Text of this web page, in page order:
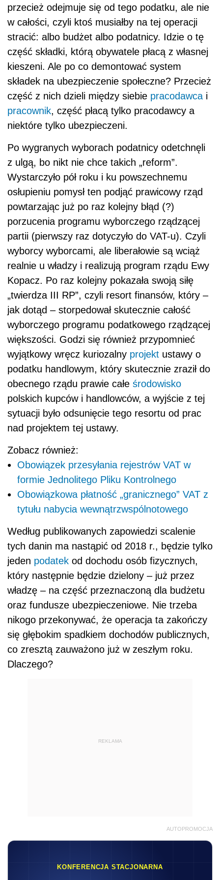
przecież odejmuje się od tego podatku, ale nie
w całości, czyli ktoś musiałby na tej operacji
stracić: albo budżet albo podatnicy. Idzie o tę
część składki, którą obywatele płacą z własnej
kieszeni. Ale po co demontować system
składek na ubezpieczenie społeczne? Przecież
część z nich dzieli między siebie pracodawca i
pracownik, część płacą tylko pracodawcy a
niektóre tylko ubezpieczeni.
Po wygranych wyborach podatnicy odetchnęli
z ulgą, bo nikt nie chce takich „reform”.
Wystarczyło pół roku i ku powszechnemu
osłupieniu pomysł ten podjąć prawicowy rząd
powtarzając już po raz kolejny błąd (?)
porzucenia programu wyborczego rządzącej
partii (pierwszy raz dotyczyło do VAT-u). Czyli
wyborcy wyborcami, ale liberałowie są wciąż
realnie u władzy i realizują program rządu Ewy
Kopacz. Po raz kolejny pokazała swoją siłę
„twierdza III RP”, czyli resort finansów, który –
jak dotąd – storpedował skutecznie całość
wyborczego programu podatkowego rządzącej
większości. Godzi się również przypomnieć
wyjątkowy wręcz kuriozalny projekt ustawy o
podatku handlowym, który skutecznie zraził do
obecnego rządu prawie całe środowisko
polskich kupców i handlowców, a wyjście z tej
sytuacji było odsunięcie tego resortu od prac
nad projektem tej ustawy.
Zobacz również:
Obowiązek przesyłania rejestrów VAT w
formie Jednolitego Pliku Kontrolnego
Obowiązkowa płatność „granicznego” VAT z
tytułu nabycia wewnątrzwspólnotowego
Według publikowanych zapowiedzi scalenie
tych danin ma nastąpić od 2018 r., będzie tylko
jeden podatek od dochodu osób fizycznych,
który następnie będzie dzielony – już przez
władzę – na część przeznaczoną dla budżetu
oraz fundusze ubezpieczeniowe. Nie trzeba
nikogo przekonywać, że operacja ta zakończy
się głębokim spadkiem dochodów publicznych,
co zresztą zauważono już w zeszłym roku.
Dlaczego?
REKLAMA
AUTOPROMOCJA
KONFERENCJA STACJONARNA